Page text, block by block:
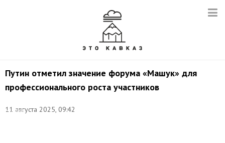
Путин отметил значение форума «Машук» для
профессионального роста участников
11 августа 2025, 09:42
Михаил